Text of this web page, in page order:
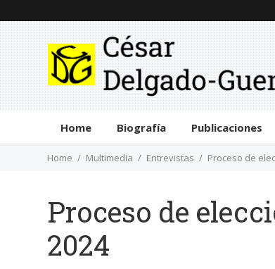
Home Biografía Publicaciones
Home Multimedia Entrevistas Proceso de
Proceso de
2024